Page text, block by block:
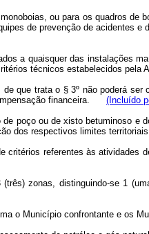
ou para os quadros
de prevenção de acidentes
a quaisquer das instalações
técnicos estabelecidos pela
que trata o § 3º não poderá
financeira. (Incluído
poço ou de xisto betuminoso
dos respectivos limites
critérios referentes às
zonas, distinguindo-se 1
o Município confrontante e os